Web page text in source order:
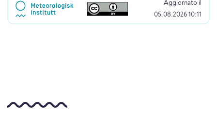
Aggiornato il
05.08.2026 10:11